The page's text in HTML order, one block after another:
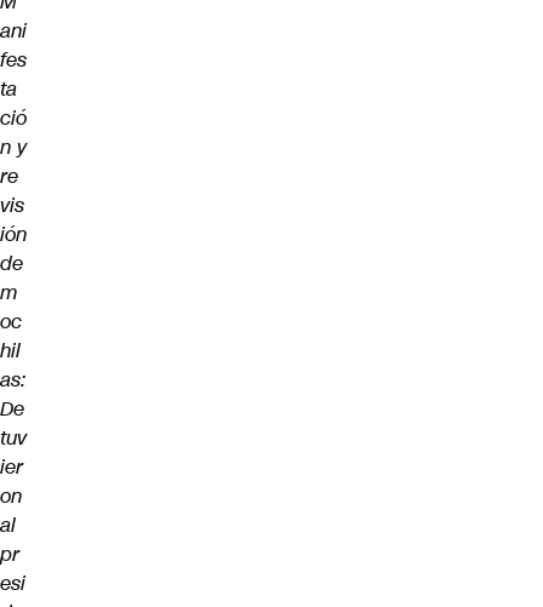
ani
fes
ta
ció
n y
re
vis
ión
de
m
oc
hil
as:
De
tuv
ier
on
al
pr
esi